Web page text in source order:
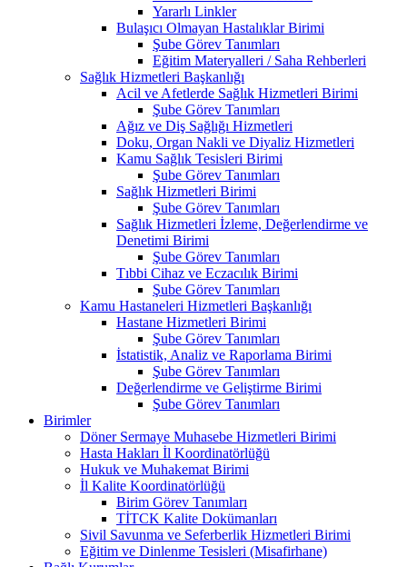
Yararlı Linkler
Bulaşıcı Olmayan Hastalıklar Birimi
Şube Görev Tanımları
Eğitim Materyalleri / Saha Rehberleri
Sağlık Hizmetleri Başkanlığı
Acil ve Afetlerde Sağlık Hizmetleri Birimi
Şube Görev Tanımları
Ağız ve Diş Sağlığı Hizmetleri
Doku, Organ Nakli ve Diyaliz Hizmetleri
Kamu Sağlık Tesisleri Birimi
Şube Görev Tanımları
Sağlık Hizmetleri Birimi
Şube Görev Tanımları
Sağlık Hizmetleri İzleme, Değerlendirme ve
Denetimi Birimi
Şube Görev Tanımları
Tıbbi Cihaz ve Eczacılık Birimi
Şube Görev Tanımları
Kamu Hastaneleri Hizmetleri Başkanlığı
Hastane Hizmetleri Birimi
Şube Görev Tanımları
İstatistik, Analiz ve Raporlama Birimi
Şube Görev Tanımları
Değerlendirme ve Geliştirme Birimi
Şube Görev Tanımları
Birimler
Döner Sermaye Muhasebe Hizmetleri Birimi
Hasta Hakları İl Koordinatörlüğü
Hukuk ve Muhakemat Birimi
İl Kalite Koordinatörlüğü
Birim Görev Tanımları
TİTCK Kalite Dokümanları
Sivil Savunma ve Seferberlik Hizmetleri Birimi
Eğitim ve Dinlenme Tesisleri (Misafirhane)